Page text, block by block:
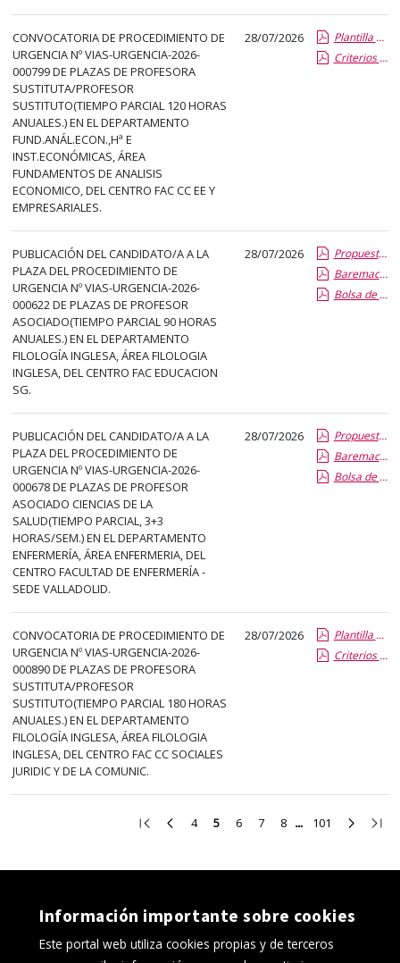
CONVOCATORIA DE PROCEDIMIENTO DE
URGENCIA Nº VIAS-URGENCIA-2026-
000799 DE PLAZAS DE PROFESORA
SUSTITUTA/PROFESOR
SUSTITUTO(TIEMPO PARCIAL 120 HORAS
ANUALES.) EN EL DEPARTAMENTO
FUND.ANÁL.ECON.,Hª E
INST.ECONÓMICAS, ÁREA
FUNDAMENTOS DE ANALISIS
ECONOMICO, DEL CENTRO FAC CC EE Y
EMPRESARIALES.
28/07/2026
Plantilla de Publicacion Vias de Urgencia
Criterios especificos
PUBLICACIÓN DEL CANDIDATO/A A LA
PLAZA DEL PROCEDIMIENTO DE
URGENCIA Nº VIAS-URGENCIA-2026-
000622 DE PLAZAS DE PROFESOR
ASOCIADO(TIEMPO PARCIAL 90 HORAS
ANUALES.) EN EL DEPARTAMENTO
FILOLOGÍA INGLESA, ÁREA FILOLOGIA
INGLESA, DEL CENTRO FAC EDUCACION
SG.
28/07/2026
Propuesta Formal de Contratacion por Vias de Urgencia
Baremacion de Candidatos
Bolsa de Empleo
PUBLICACIÓN DEL CANDIDATO/A A LA
PLAZA DEL PROCEDIMIENTO DE
URGENCIA Nº VIAS-URGENCIA-2026-
000678 DE PLAZAS DE PROFESOR
ASOCIADO CIENCIAS DE LA
SALUD(TIEMPO PARCIAL, 3+3
HORAS/SEM.) EN EL DEPARTAMENTO
ENFERMERÍA, ÁREA ENFERMERIA, DEL
CENTRO FACULTAD DE ENFERMERÍA -
SEDE VALLADOLID.
28/07/2026
Propuesta Formal de Contratacion por Vias de Urgencia
Baremacion de Candidatos
Bolsa de Empleo
CONVOCATORIA DE PROCEDIMIENTO DE
URGENCIA Nº VIAS-URGENCIA-2026-
000890 DE PLAZAS DE PROFESORA
SUSTITUTA/PROFESOR
SUSTITUTO(TIEMPO PARCIAL 180 HORAS
ANUALES.) EN EL DEPARTAMENTO
FILOLOGÍA INGLESA, ÁREA FILOLOGIA
INGLESA, DEL CENTRO FAC CC SOCIALES
JURIDIC Y DE LA COMUNIC.
28/07/2026
Plantilla de Publicacion Vias de Urgencia
Criterios especificos
Ir
primera
Ir
página
4Ir
página
5 6Ir
página
7Ir
página
8Ir
página
101
página
Ir
página
Ir
Información importante sobre cookies
Este portal web utiliza cookies propias y de terceros